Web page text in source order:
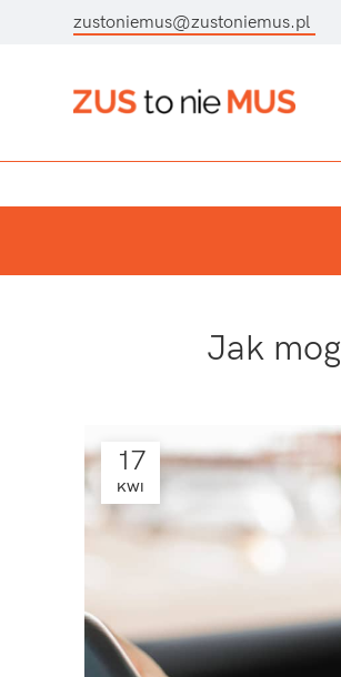
zustoniemus@zustoniemus.pl
Jak
17
KWI